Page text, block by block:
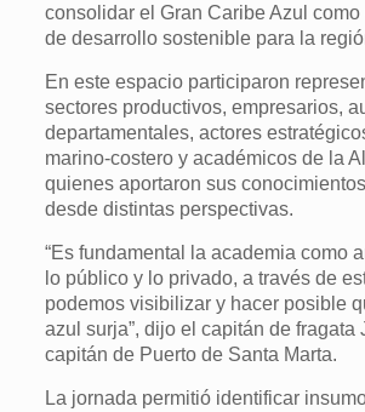
consolidar el Gran Caribe Azul como
de desarrollo sostenible para la
En este espacio participaron
sectores productivos, empresarios,
departamentales, actores
marino-costero y académicos de la
quienes aportaron sus
desde distintas perspectivas.
“Es fundamental la academia como
lo público y lo privado, a través de
podemos visibilizar y hacer posible
azul surja”, dijo el capitán de fragata
capitán de Puerto de Santa Marta.
La jornada permitió identificar